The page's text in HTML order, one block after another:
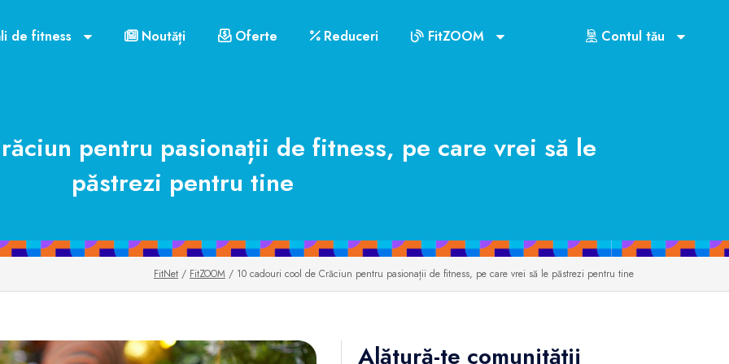
de fitness Noutăți Oferte Reduceri FitZOOM Contul tău
pentru pasionații de fitness, pe care vrei să le
păstrezi pentru tine
FitNet / FitZOOM / 10 cadouri cool de Crăciun pentru pasionații de fitness, pe care vrei să le păstrezi pentru tine
Alătură-te comunităţii